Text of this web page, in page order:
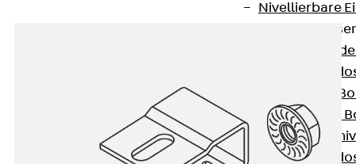
Nivellierbare
Zubehör für
Nivellierbare
Zubehör für